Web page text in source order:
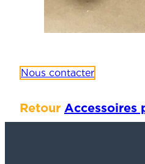
Nous contacter
Retour Accessoires